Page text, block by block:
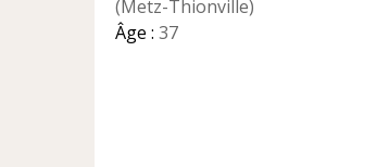
(Metz-Thionville)
Âge : 37